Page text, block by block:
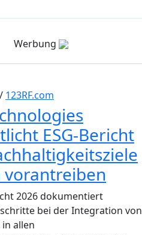
Werbung
123RF.com
ESG-Bericht
2026 dokumentiert
bei der Integration von
allen